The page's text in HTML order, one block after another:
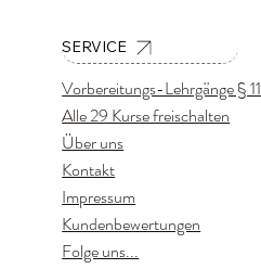
SERVICE
Vorbereitungs-Lehrgänge § 11
Alle 29 Kurse freischalten
Über uns
Kontakt
Impressum
Kundenbewertungen
Folge uns...